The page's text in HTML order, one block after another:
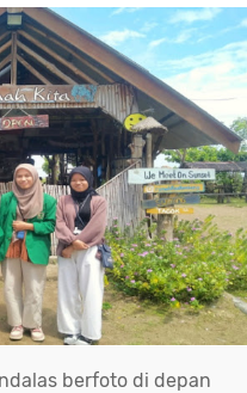
berfoto di depan